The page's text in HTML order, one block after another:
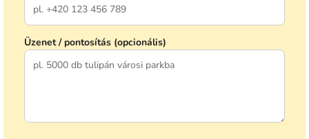
Üzenet / pontosítás (opcionális)